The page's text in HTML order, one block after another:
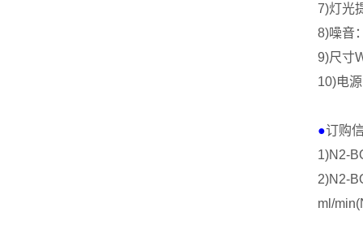
7)灯光
8)噪音
9)尺寸
10)电
●订购
1)N2-
2)N2-
ml/min